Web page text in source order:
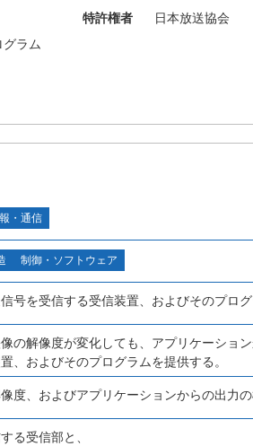
特許権者 日本放送協会
ラム
・通信
制御・ソフトウェア
号を受信する受信装置、およびそのプロ
の解像度が変化しても、アプリケーショ
、およびそのプログラムを提供する。
度、およびアプリケーションからの出力
る受信部と、